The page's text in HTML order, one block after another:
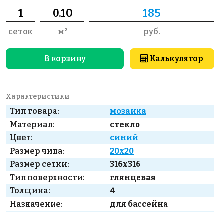
сеток м² руб.
В корзину Калькулятор
Характеристики
Тип товара:
мозаика
Материал:
стекло
Цвет:
синий
Размер чипа:
20х20
Размер сетки:
316x316
Тип поверхности:
глянцевая
Толщина:
4
Назначение:
для бассейна